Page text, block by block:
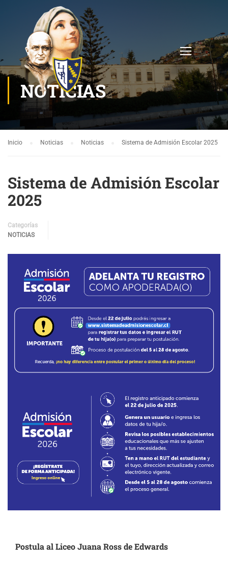
NOTICIAS
Inicio Noticias Noticias Sistema de Admisión Escolar 2025
Sistema de Admisión Escolar
2025
Categorías
NOTICIAS
Postula al Liceo Juana Ross de Edwards